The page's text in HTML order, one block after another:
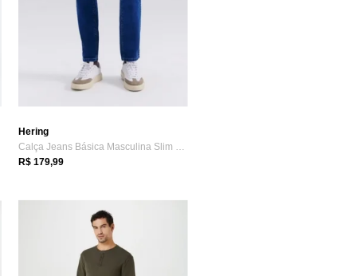
Hering
Calça Jeans Básica Masculina Slim Com El...
R$ 179,99